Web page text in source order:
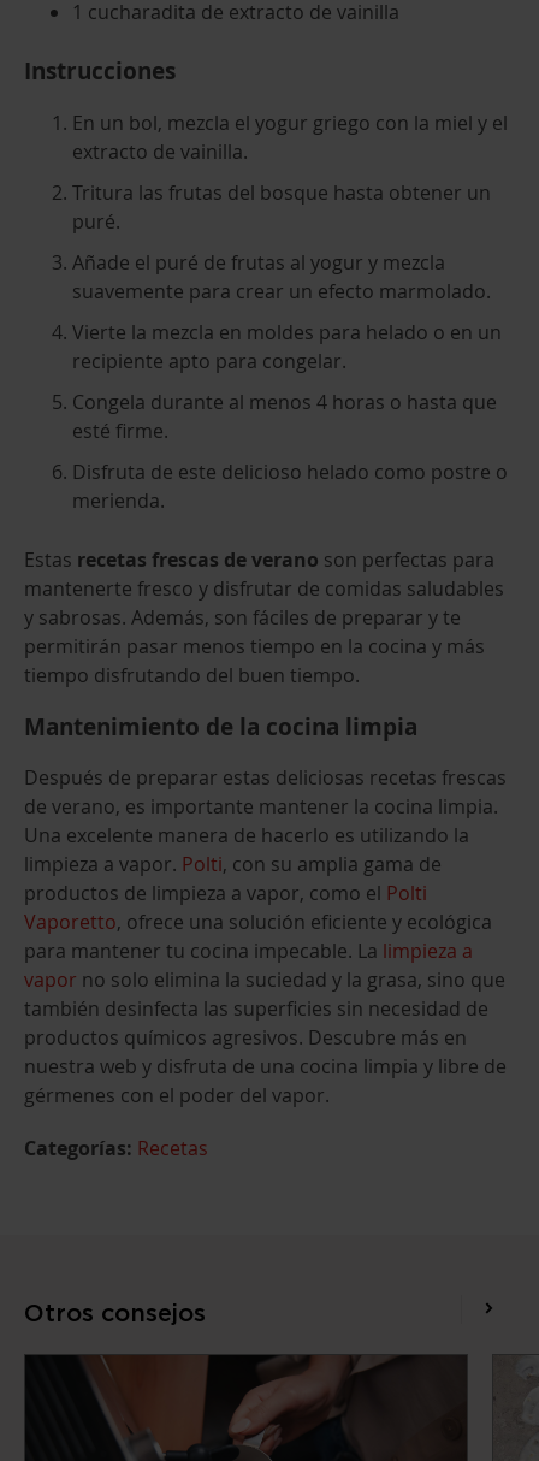
1 cucharadita de extracto de vainilla
Instrucciones
En un bol, mezcla el yogur griego con la miel y el
extracto de vainilla.
Tritura las frutas del bosque hasta obtener un
puré.
Añade el puré de frutas al yogur y mezcla
suavemente para crear un efecto marmolado.
Vierte la mezcla en moldes para helado o en un
recipiente apto para congelar.
Congela durante al menos 4 horas o hasta que
esté firme.
Disfruta de este delicioso helado como postre o
merienda.
Estas recetas frescas de verano son perfectas para
mantenerte fresco y disfrutar de comidas saludables
y sabrosas. Además, son fáciles de preparar y te
permitirán pasar menos tiempo en la cocina y más
tiempo disfrutando del buen tiempo.
Mantenimiento de la cocina limpia
Después de preparar estas deliciosas recetas frescas
de verano, es importante mantener la cocina limpia.
Una excelente manera de hacerlo es utilizando la
limpieza a vapor. Polti, con su amplia gama de
productos de limpieza a vapor, como el Polti
Vaporetto, ofrece una solución eficiente y ecológica
para mantener tu cocina impecable. La limpieza a
vapor no solo elimina la suciedad y la grasa, sino que
también desinfecta las superficies sin necesidad de
productos químicos agresivos. Descubre más en
nuestra web y disfruta de una cocina limpia y libre de
gérmenes con el poder del vapor.
Categorías: Recetas
Otros consejos